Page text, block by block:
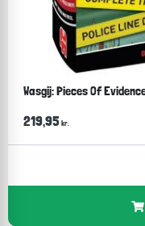
Jeg lægger ofte selv
Wasgij: Pieces Of
219,95 kr.